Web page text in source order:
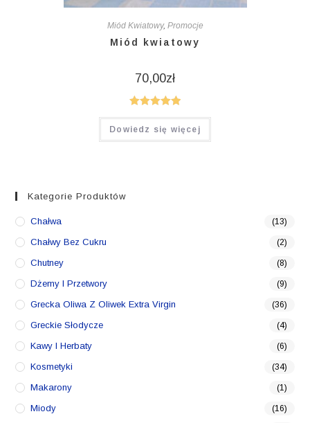
Miód Kwiatowy, Promocje
Miód kwiatowy
70,00zł
Oceniono
5.00 na 5
Dowiedz się więcej
Kategorie Produktów
Chałwa (13)
Chałwy Bez Cukru (2)
Chutney (8)
Dżemy I Przetwory (9)
Grecka Oliwa Z Oliwek Extra Virgin (36)
Greckie Słodycze (4)
Kawy I Herbaty (6)
Kosmetyki (34)
Makarony (1)
Miody (16)